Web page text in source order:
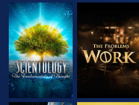
探索系列節目 探索系列節目